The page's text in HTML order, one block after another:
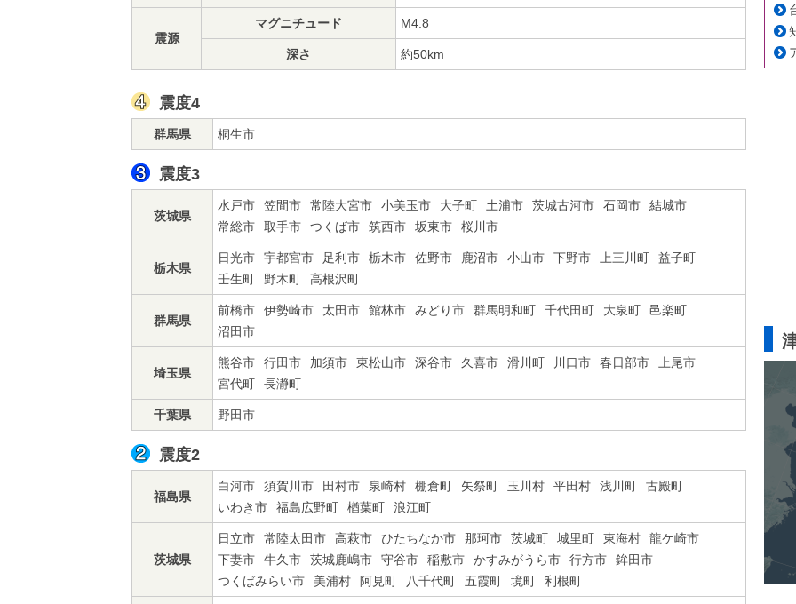
震源
マグニチュード M4.8
深さ 約50km
震度4
群馬県 桐生市
震度3
茨城県
水戸市 笠間市 常陸大宮市 小美玉市 大子町 土浦市 茨城古河市 石岡市
結城市
常総市
取手市 つくば市 筑西市 坂東市 桜川市
栃木県
日光市 宇都宮市 足利市 栃木市 佐野市 鹿沼市 小山市 下野市 上三川町
益子町
壬生町
野木町 高根沢町
群馬県
前橋市 伊勢崎市 太田市 館林市 みどり市 群馬明和町 千代田町 大泉町
邑楽町
沼田市
埼玉県
熊谷市 行田市 加須市 東松山市 深谷市 久喜市 滑川町 川口市 春日部市
上尾市
宮代町
長瀞町
千葉県 野田市
震度2
福島県
白河市 須賀川市 田村市 泉崎村 棚倉町 矢祭町 玉川村 平田村 浅川町
古殿町
いわき市
福島広野町 楢葉町 浪江町
茨城県
日立市 常陸太田市 高萩市 ひたちなか市 那珂市 茨城町 城里町 東海村
龍ケ崎市
下妻市
牛久市 茨城鹿嶋市 守谷市 稲敷市 かすみがうら市 行方市
鉾田市
つくばみらい市
美浦村 阿見町 八千代町 五霞町 境町 利根町